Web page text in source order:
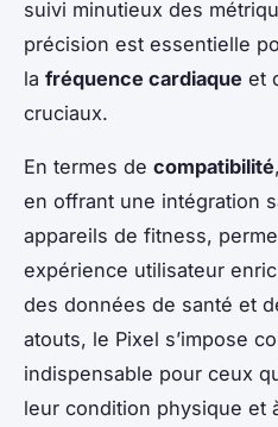
suivi minutieux des
précision est essentielle
la fréquence cardiaque et
cruciaux.
En termes de compatibilité
en offrant une intégration
appareils de fitness,
expérience utilisateur
des données de santé et
atouts, le Pixel s’impose
indispensable pour ceux
leur condition physique et